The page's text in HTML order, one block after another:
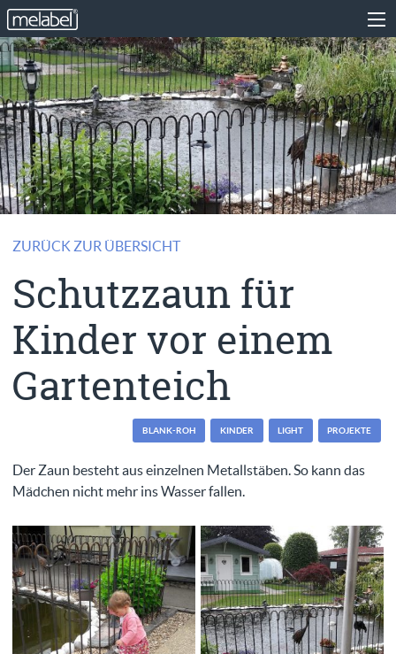
ZURÜCK ZUR ÜBERSICHT
Schutzzaun für
Kinder vor einem
Gartenteich
BLANK-ROH KINDER LIGHT PROJEKTE
Der Zaun besteht aus einzelnen Metallstäben. So kann das
Mädchen nicht mehr ins Wasser fallen.